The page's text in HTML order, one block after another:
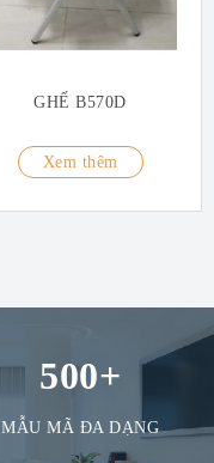
GHẾ B570D
Xem thêm
500+
MẪU MÃ ĐA DẠNG